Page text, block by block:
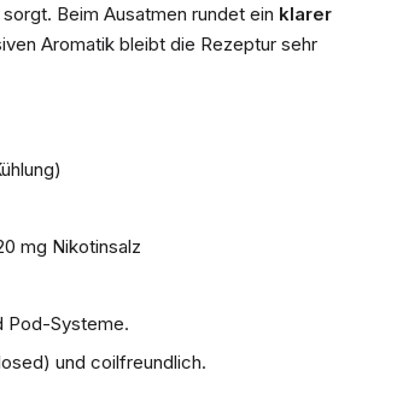
Beim Ausatmen rundet ein klarer
Aromatik bleibt die Rezeptur sehr
mg Nikotinsalz
Pod-Systeme.
und coilfreundlich.